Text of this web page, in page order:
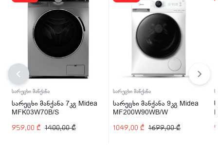
სარეცხი მანქანა
სარეცხი მანქანა 7კგ Midea
MFK03W70B/S
1400,00₾
959,00 ₾
სარეცხი მანქანა
სარეცხი მანქანა 9კგ Midea
MF200W90WB/W
1699,00₾
1049,00 ₾